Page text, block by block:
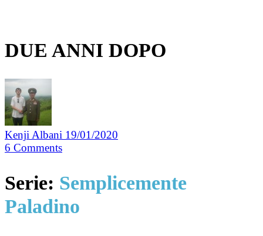
DUE ANNI DOPO
Kenji Albani 19/01/2020
6 Comments
Serie: Semplicemente
Paladino